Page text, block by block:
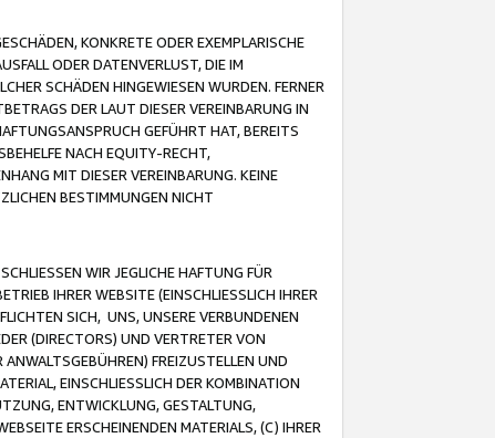
KONKRETE ODER EXEMPLARISCHE
ODER DATENVERLUST, DIE IM
SCHÄDEN HINGEWIESEN WURDEN. FERNER
DER LAUT DIESER VEREINBARUNG IN
GEFÜHRT HAT, BEREITS
NACH EQUITY-RECHT,
MIT DIESER VEREINBARUNG. KEINE
BESTIMMUNGEN NICHT
WIR JEGLICHE HAFTUNG FÜR
IHRER WEBSITE (EINSCHLIESSLICH IHRER
SICH, UNS, UNSERE VERBUNDENEN
(DIRECTORS) UND VERTRETER VON
FREIZUSTELLEN UND
EINSCHLIESSLICH DER KOMBINATION
ENTWICKLUNG, GESTALTUNG,
ERSCHEINENDEN MATERIALS, (C) IHRER